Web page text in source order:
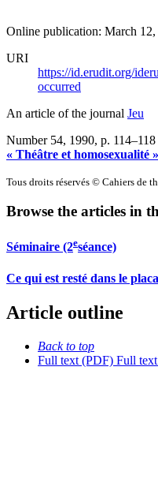
Online publication: March 12,
URI
https://id.erudit.org/
occurred
An article of the journal Jeu
Number 54, 1990, p. 114–118
« Théâtre et homosexualité »
Tous droits réservés © Cahiers de
Browse the articles in
Séminaire (2eséance)
Ce qui est resté dans le
Article outline
Back to top
Full text (PDF) Full